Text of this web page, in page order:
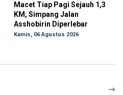
Macet Tiap Pagi Sejauh 1,3
KM, Simpang Jalan
Asshobirin Diperlebar
Kamis, 06 Agustus 2026